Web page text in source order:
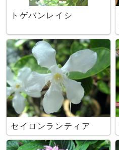
トゲバンレイシ
セイロンランティア